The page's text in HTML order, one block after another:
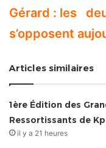
Gérard : les
s’opposent
Articles similaires
1ère Édition des
Ressortissants de
il y a 21 heures